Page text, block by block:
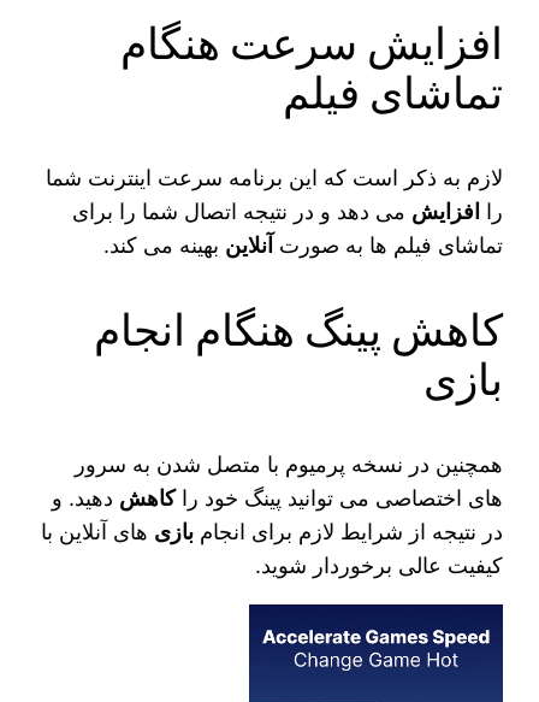
افزایش سرعت هنگام
تماشای فیلم
لازم به ذکر است که این برنامه سرعت اینترنت شما
را افزایش می دهد و در نتیجه اتصال شما را برای
تماشای فیلم ها به صورت آنلاین بهینه می‌ کند.
کاهش پینگ هنگام انجام
بازی
همچنین در نسخه پرمیوم با متصل شدن به سرور
های اختصاصی می‌ توانید پینگ خود راکاهش دهید. و
در نتیجه از شرایط لازم برای انجامبازی های آنلاین با
کیفیت عالی برخوردار شوید.